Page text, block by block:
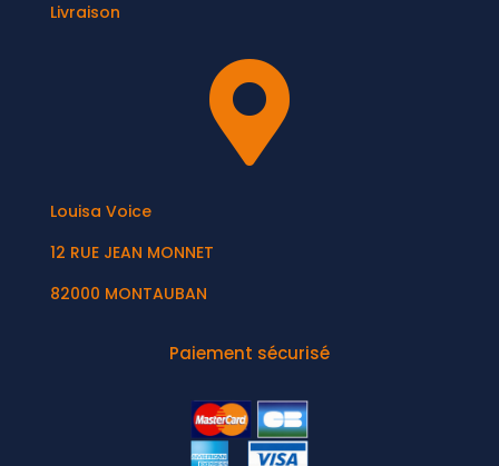
Livraison

Louisa Voice
12 RUE JEAN MONNET
82000 MONTAUBAN
Paiement sécurisé